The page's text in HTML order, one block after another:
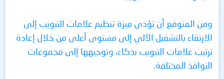
ومن المتوقع أن تؤدي ميزة تنظيم علامات التبويب إلى
الارتقاء بالتشغيل الآلي إلى مستوى أعلى من خلال إعادة
ترتيب علامات التبويب بذكاء، وتوجيهها إلى مجموعات
النوافذ المختلفة.